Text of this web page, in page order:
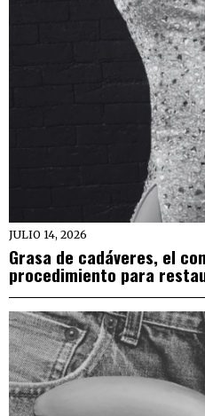
JULIO 14, 2026
Grasa de cadáveres, el
procedimiento para